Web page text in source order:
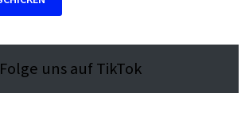
Folge uns auf TikTok